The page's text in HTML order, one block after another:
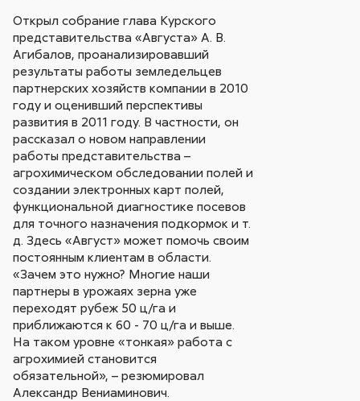
Открыл собрание глава Курского
представительства «Августа» А. В.
Агибалов, проанализировавший
результаты работы земледельцев
партнерских хозяйств компании в 2010
году и оценивший перспективы
развития в 2011 году. В частности, он
рассказал о новом направлении
работы представительства –
агрохимическом обследовании полей и
создании электронных карт полей,
функциональной диагностике посевов
для точного назначения подкормок и т.
д. Здесь «Август» может помочь своим
постоянным клиентам в области.
«Зачем это нужно? Многие наши
партнеры в урожаях зерна уже
переходят рубеж 50 ц/га и
приближаются к 60 - 70 ц/га и выше.
На таком уровне «тонкая» работа с
агрохимией становится
обязательной», – резюмировал
Александр Вениаминович.